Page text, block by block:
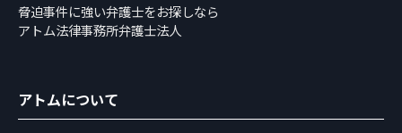
脅迫事件に強い弁護士をお探しなら
アトム法律事務所弁護士法人
アトムについて